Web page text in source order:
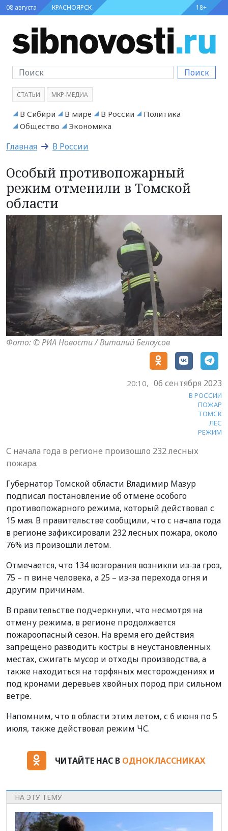
08 августа КРАСНОЯРСК 18+
Поиск
СТАТЬИ МКР-МЕДИА
В Сибири В мире В России
Политика
Общество
Экономика
Главная В России
Особый противопожарный
режим отменили в Томской
области
Фото: © РИА Новости / Виталий Белоусов
20:10, 06 сентября 2023
В РОССИИ
ПОЖАР
ТОМСК
ЛЕС
РЕЖИМ
С начала года в регионе произошло 232 лесных
пожара.
Губернатор Томской области Владимир Мазур
подписал постановление об отмене особого
противопожарного режима, который действовал с
15 мая. В правительстве сообщили, что с начала года
в регионе зафиксировали 232 лесных пожара, около
76% из произошли летом.
Отмечается, что 134 возгорания возникли из-за гроз,
75 – п вине человека, а 25 – из-за перехода огня и
другим причинам.
В правительстве подчеркнули, что несмотря на
отмену режима, в регионе продолжается
пожароопасный сезон. На время его действия
запрещено разводить костры в неустановленных
местах, сжигать мусор и отходы производства, а
также находиться на торфяных месторождениях и
под кронами деревьев хвойных пород при сильном
ветре.
Напомним, что в области этим летом, с 6 июня по 5
июля, также действовал режим ЧС.
ЧИТАЙТЕ НАС В ОДНОКЛАССНИКАХ
НА ЭТУ ТЕМУ